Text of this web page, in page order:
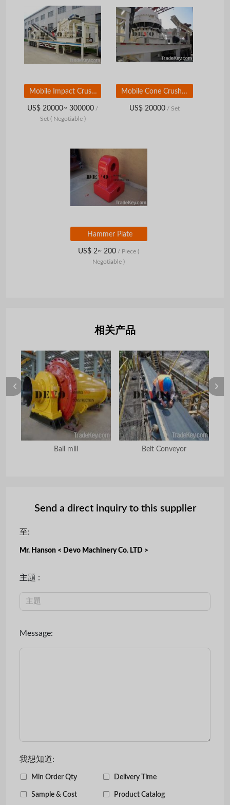
Mobile Impact Crusher Plant
US$ 20000~ 300000 /
Set ( Negotiable )
Mobile Cone Crusher Plant
US$ 20000 / Set
Hammer Plate
US$ 2~ 200 / Piece (
Negotiable )
相关产品
Ball mill Belt Conveyor
Send a direct inquiry to this supplier
至:
Mr. Hanson < Devo Machinery Co. LTD >
主題 :
Message:
我想知道:
Min Order Qty Delivery Time
Sample & Cost Product Catalog